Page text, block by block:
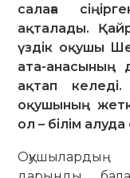
салаға
ақталады.
үздік оқушы
ата-анасының
ақтап
оқушының
ол – білім
Оқушылардың